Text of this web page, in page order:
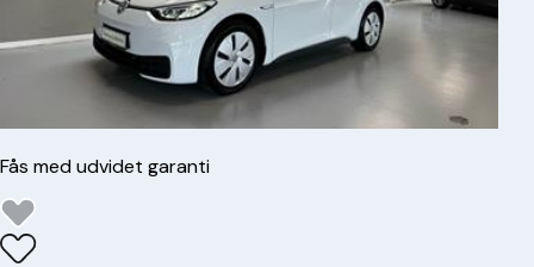
Fås med udvidet garanti